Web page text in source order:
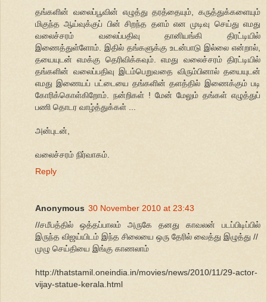
தங்களின் வலைப்பூவின் எழுத்து தரத்தையும், கருத்துக்களையும்
மிகுந்த ஆய்வுக்குப் பின் சிறந்த தளம் என முடிவு செய்து எமது
வலைச்சரம் வலைப்பதிவு தானியங்கி திரட்டியில்
இணைத்துள்ளோம். இதில் தங்களுக்கு உடன்பாடு இல்லை என்றால்,
தயையுடன் எமக்கு தெரிவிக்கவும். எமது வலைச்சரம் திரட்டியில்
தங்களின் வலைப்பதிவு இடம்பெறுவதை விரும்பினால் தயையுடன்
எமது இணையப் பட்டையை தங்களின் தளத்தில் இணைக்கும் படி
கோரிக்கொள்கிறோம். நன்றிகள் ! மேன் மேலும் தங்கள் எழுத்துப்
பணி தொடர வாழ்த்துக்கள் ...
அன்புடன்,
வலைச்சரம் நிர்வாகம்.
Reply
Anonymous 30 November 2010 at 23:43
//சமீபத்தில் ஒத்தப்பாலம் அருகே தனது காவலன் படப்பிடிப்பில்
இருந்த விஜய்யிடம் இந்த சிலையை ஒரு தேரில் வைத்து இழுத்து //
முழு செய்தியை இங்கு காணலாம்
http://thatstamil.oneindia.in/movies/news/2010/11/29-actor-
vijay-statue-kerala.html